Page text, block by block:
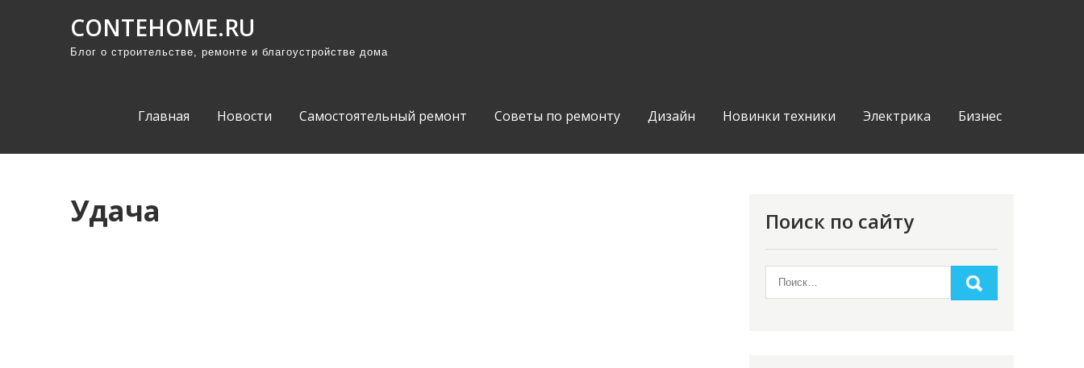
CONTEHOME.RU
Блог о строительстве, ремонте и благоустройстве дома
Главная Новости Самостоятельный ремонт Советы по ремонту Дизайн Новинки техники Электрика Бизнес
Удача Поиск по сайту